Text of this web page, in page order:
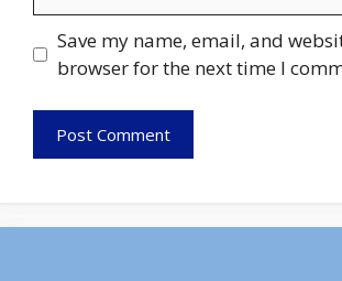
Save my name, email, and
browser for the next time I